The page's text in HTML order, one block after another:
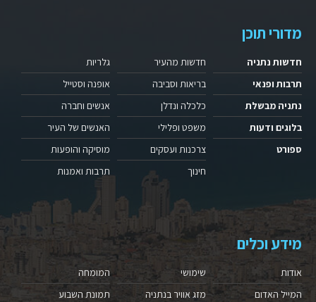
מדורי תוכן
חדשות נתניה
תרבות ופנאי
נתניה מבשלת
בלוגים ודעות
ספורט
חדשות מהעיר
בריאות וסביבה
כלכלה ונדלן
משפט ופלילי
צרכנות ועסקים
חינוך
גלריות
אופנה וסטייל
אנשים וחברה
האנשים של העיר
מוסיקה והופעות
תרבות ואמנות
מידע וכלים
אודות
המייל האדום
שימושי
מזג אוויר בנתניה
המומחה
תמונת השבוע